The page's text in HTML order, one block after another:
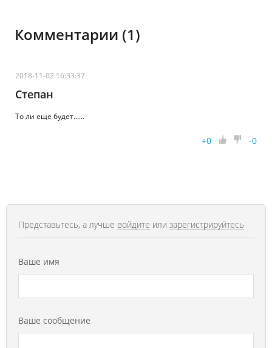
Комментарии (1)
2018-11-02 16:33:37
Степан
То ли еще будет......
+0 -0
Представьтесь, а лучше войдите или зарегистрируйтесь
Ваше имя
Ваше сообщение